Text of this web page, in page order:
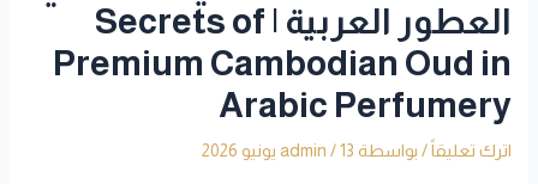
العطور العربية | Secrets of
Premium Cambodian Oud in
Arabic Perfumery
اترك تعليقاً / بواسطة admin /13 يونيو 2026